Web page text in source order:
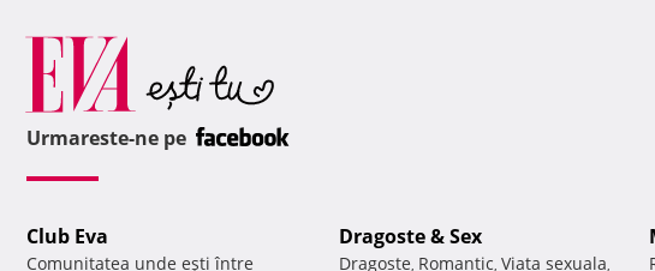
Urmareste-ne pe
Club Eva
Comunitatea unde eşti între
Dragoste & Sex
Dragoste, Romantic, Viata sexuala,